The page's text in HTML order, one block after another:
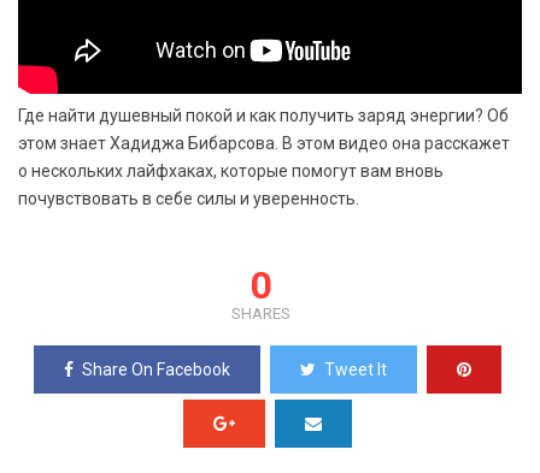
Где найти душевный покой и как получить заряд энергии? Об
этом знает Хадиджа Бибарсова. В этом видео она расскажет
о нескольких лайфхаках, которые помогут вам вновь
почувствовать в себе силы и уверенность.
0
SHARES
Share On Facebook Tweet It